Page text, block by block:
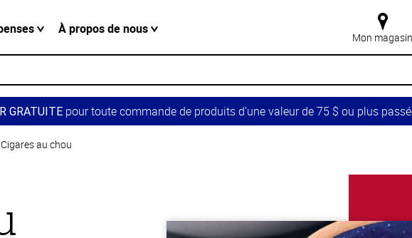
À propos de nous
Mon magasin
GRATUITEpour toute commande de produits d’une valeur de 75 $ ou plus
Cigares au chou